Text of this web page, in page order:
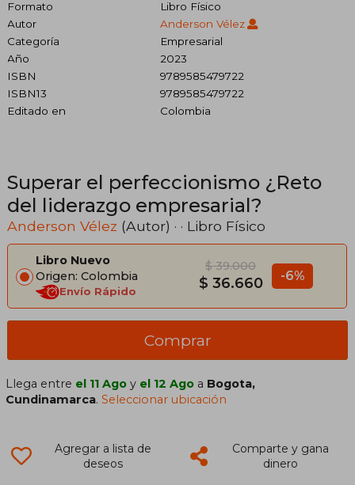
Formato
Libro Físico
Autor
Anderson Vélez
Categoría
Empresarial
Año
2023
ISBN
9789585479722
ISBN13
9789585479722
Editado en
Colombia
Superar el perfeccionismo ¿Reto
del liderazgo empresarial?
Anderson Vélez (Autor) · · Libro Físico
Libro Nuevo
Origen: Colombia
Envío Rápido
$ 39.000
$ 36.660 -6%
Comprar
Llega entre el 11 Ago y el 12 Ago a Bogota,
Cundinamarca.Seleccionar ubicación
Agregar a lista de
deseos
Comparte y gana
dinero